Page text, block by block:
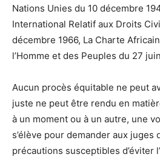
Nations Unies du 10 décembre
International Relatif aux Droits
décembre 1966, La Charte
l’Homme et des Peuples du 27
Aucun procès équitable ne peut
juste ne peut être rendu en
à un moment ou à un autre, une
s’élève pour demander aux
précautions susceptibles d’éviter